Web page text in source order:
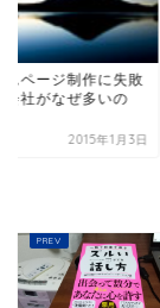
ムページ制作に失敗
会社がなぜ多いの
2015年1月3日